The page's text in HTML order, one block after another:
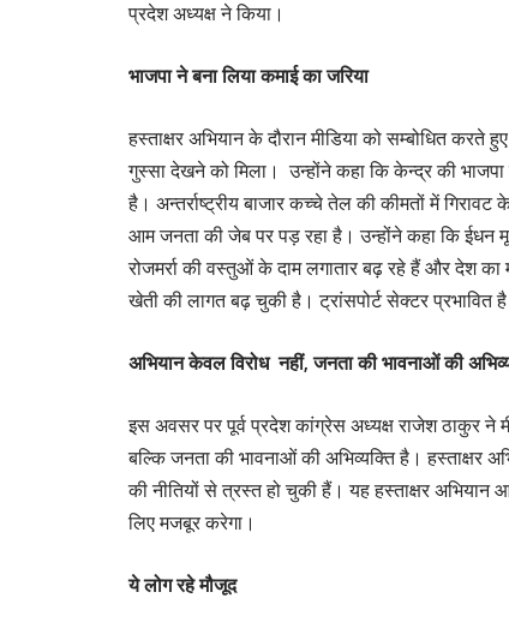
प्रदेश अध्यक्ष ने किया।
भाजपा ने बना लिया कमाई का जरिया
हस्ताक्षर अभियान के दौरान मीडिया को सम्बोधित
गुस्सा देखने को मिला। उन्होंने कहा कि केन्द्र की
है। अन्तर्राष्ट्रीय बाजार कच्चे तेल की कीमतों में
आम जनता की जेब पर पड़ रहा है। उन्होंने कहा कि ईधन
रोजमर्रा की वस्तुओं के दाम लगातार बढ़ रहे हैं और देश
खेती की लागत बढ़ चुकी है। ट्रांसपोर्ट सेक्टर प्रभावित
अभियान केवल विरोध नहीं, जनता की भावनाओं की
इस अवसर पर पूर्व प्रदेश कांग्रेस अध्यक्ष राजेश ठाकुर ने
बल्कि जनता की भावनाओं की अभिव्यक्ति है। हस्ताक्षर
की नीतियों से त्रस्त हो चुकी हैं। यह हस्ताक्षर
लिए मजबूर करेगा।
ये लोग रहे मौजूद